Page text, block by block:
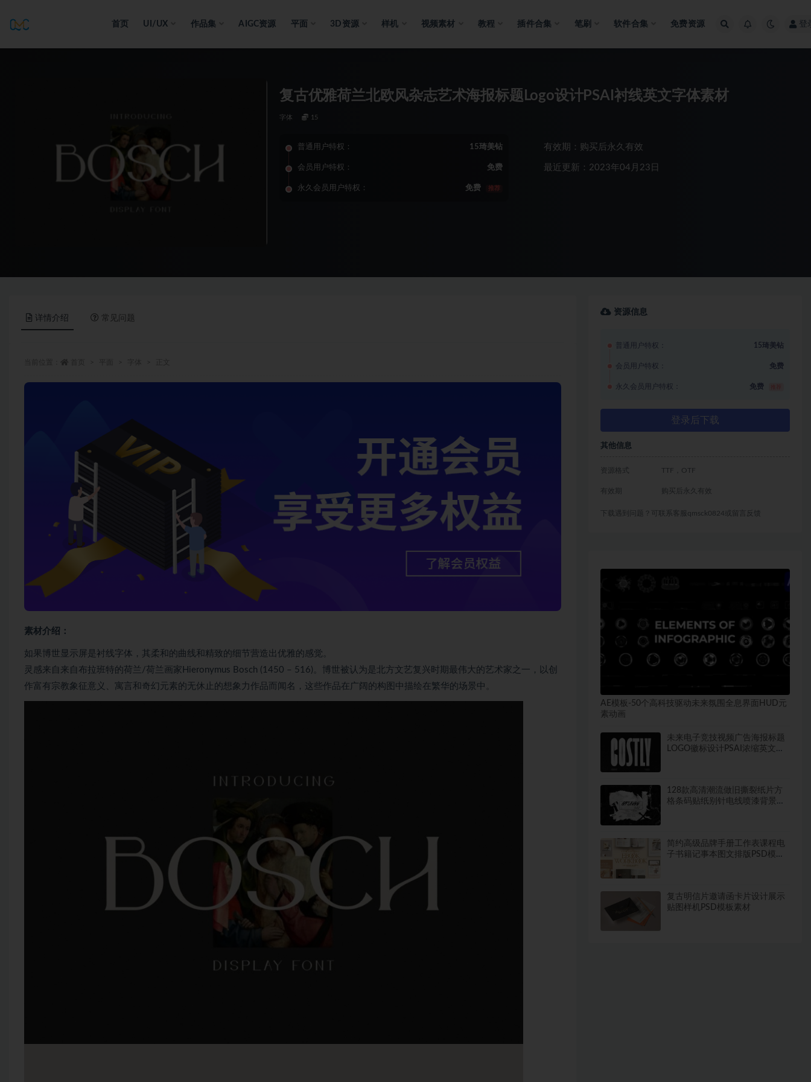
首页 UI/UX 作品集 AIGC资源 平面 3D资源 样机 视频素材 教程 插件合集 笔刷 软件合集 免费资源 登
复古优雅荷兰北欧风杂志艺术海报标题Logo设计PSAI衬线英文字体素材
字体 15
普通用户特权： 15琦美钻
会员用户特权： 免费
永久会员用户特权： 免费 推荐
有效期：购买后永久有效
最近更新：2023年04月23日
详情介绍 常见问题
素材介绍：
如果博世显示屏是衬线字体，其柔和的曲线和精致的细节营造出优雅的感觉。
灵感来自来自布拉班特的荷兰/荷兰画家Hieronymus Bosch (1450 – 516)。博世被认为是北方文艺复兴时期最伟大的艺术家之一，以创
作富有宗教象征意义、寓言和奇幻元素的无休止的想象力作品而闻名，这些作品在广阔的构图中描绘在繁华的场景中。
资源信息
普通用户特权： 15琦美钻
会员用户特权： 免费
永久会员用户特权： 免费
登录后下载
其他信息
资源格式 TTF，OTF
有效期 购买后永久有效
下载遇到问题？可联系客服qmsck0824或留言反馈
AE模板-50个高科技驱动未来氛围全息界面HUD元
素动画
未来电子竞技视频广告海报标题
LOGO徽标设计PSAI浓缩英文字
128款高清潮流做旧撕裂纸片方
格条码贴纸别针电线喷漆背景纹
简约高级品牌手册工作表课程电
子书籍记事本图文排版PSD模板
复古明信片邀请函卡片设计展示
贴图样机PSD模板素材